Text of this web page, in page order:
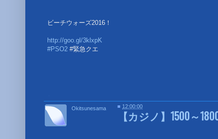
ビーチウォーズ2016！
http://goo.gl/3klxpK
#PSO2 #緊急クエ
【カジノ】1500～
Okitsunesama ■ 12:00:00